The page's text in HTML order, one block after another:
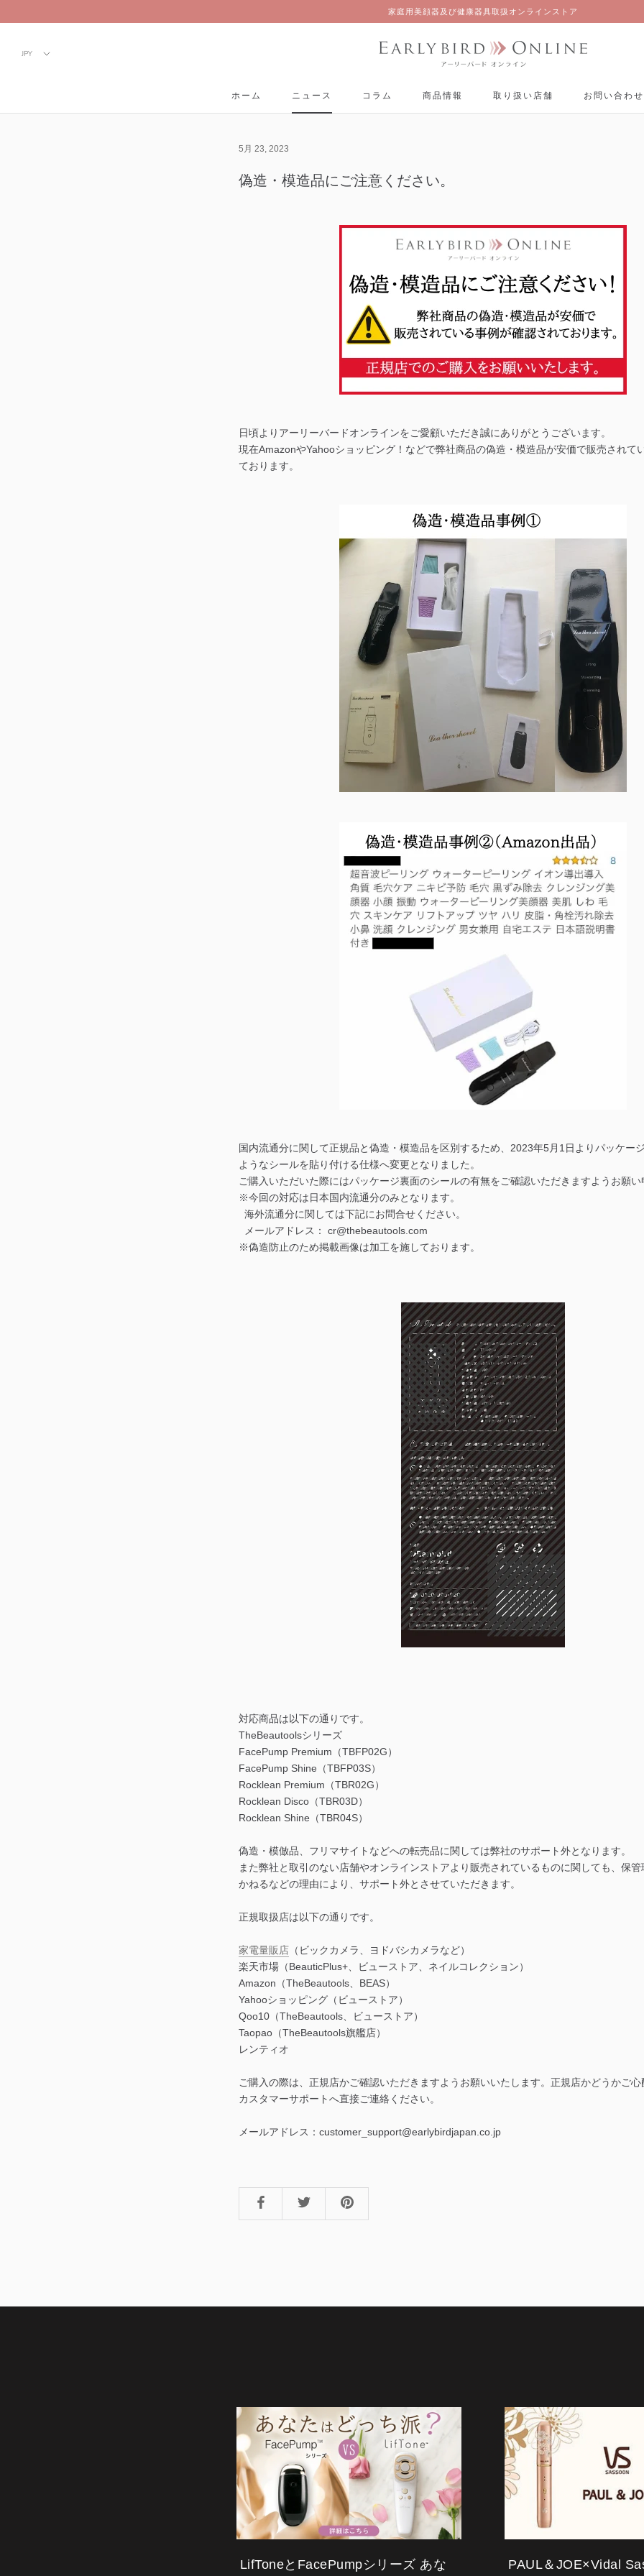
to
家庭用美顔器及び健康器具取扱オンラインストア
ホーム
ニュース
コラム
商品情報
取り扱い店舗
お問い合わせ
5月 23, 2023
偽造・模造品にご注意ください。
日頃よりアーリーバードオンラインをご愛顧いただき誠にありがとうございます。
現在AmazonやYahooショッピング！などで弊社商品の偽造・模造品が安価で販売されて
ております。
国内流通分に関して正規品と偽造・模造品を区別するため、2023年5月1日よりパッケー
ようなシールを貼り付ける仕様へ変更となりました。
ご購入いただいた際にはパッケージ裏面のシールの有無をご確認いただきますようお願い
※今回の対応は日本国内流通分のみとなります。
海外流通分に関しては下記にお問合せください。
メールアドレス： cr@thebeautools.com
※偽造防止のため掲載画像は加工を施しております。
対応商品は以下の通りです。
TheBeautoolsシリーズ
FacePump Premium（TBFP02G）
FacePump Shine（TBFP03S）
Rocklean Premium（TBR02G）
Rocklean Disco（TBR03D）
Rocklean Shine（TBR04S）
偽造・模倣品、フリマサイトなどへの転売品に関しては弊社のサポート外となります。
また弊社と取引のない店舗やオンラインストアより販売されているものに関しても、保管
かねるなどの理由により、サポート外とさせていただきます。
正規取扱店は以下の通りです。
家電量販店 （ビックカメラ、ヨドバシカメラなど）
楽天市場（BeauticPlus+、ビューストア、ネイルコレクション）
Amazon（TheBeautools、BEAS）
Yahooショッピング（ビューストア）
Qoo10（TheBeautools、ビューストア）
Taopao（TheBeautools旗艦店）
レンティオ
ご購入の際は、正規店かご確認いただきますようお願いいたします。正規店かどうかご
カスタマーサポートへ直接ご連絡ください。
メールアドレス：customer_support@earlybirdjapan.co.jp
LifToneとFacePumpシリーズ あな PAUL＆JOE×Vidal